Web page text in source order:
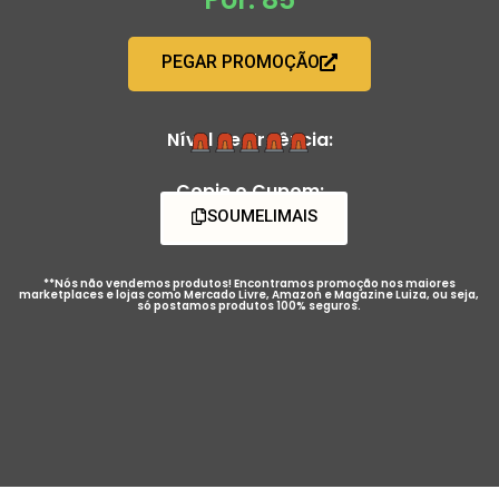
PEGAR PROMOÇÃO
Nível de Urgência:
Copie o Cupom:
SOUMELIMAIS
**Nós não vendemos produtos! Encontramos promoção nos maiores
marketplaces e lojas como Mercado Livre, Amazon e Magazine Luiza, ou seja,
só postamos produtos 100% seguros.